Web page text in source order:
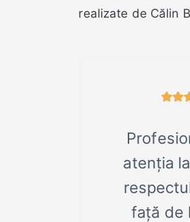
realizate de Călin
atenția
față de